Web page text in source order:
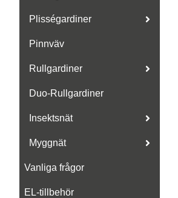
Plisségardiner
Pinnväv
Rullgardiner
Duo-Rullgardiner
Insektsnät
Myggnät
Vanliga frågor
EL-tillbehör